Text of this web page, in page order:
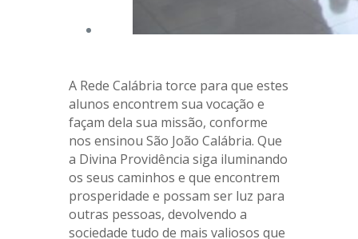
A Rede Calábria torce para que estes
alunos encontrem sua vocação e
façam dela sua missão, conforme
nos ensinou São João Calábria. Que
a Divina Providência siga iluminando
os seus caminhos e que encontrem
prosperidade e possam ser luz para
outras pessoas, devolvendo a
sociedade tudo de mais valiosos que